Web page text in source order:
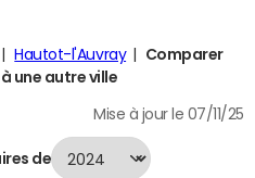
Hautot-l'Auvray
Comparer
une autre ville
Mise à jour le 07/11/25
de